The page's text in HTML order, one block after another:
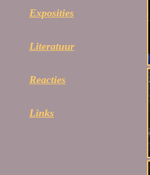
Exposities
Literatuur
Reacties
Links